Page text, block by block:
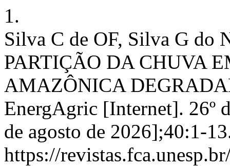
1.
Silva C de OF, Silva G do
PARTIÇÃO DA CHUVA
AMAZÔNICA
EnergAgric [Internet]. 26º
de agosto de 2026];40:1-
https://